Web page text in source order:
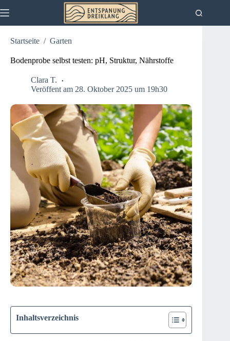
Inhalt
Startseite / Garten
Bodenprobe selbst testen: pH, Struktur, Nährstoffe
Clara T.
Veröffent am 28. Oktober 2025 um 19h30
Inhaltsverzeichnis